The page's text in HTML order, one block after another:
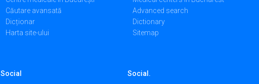
Căutare avansată
Dicționar
Harta site-ului
Advanced search
Dictionary
Sitemap
Social Social.